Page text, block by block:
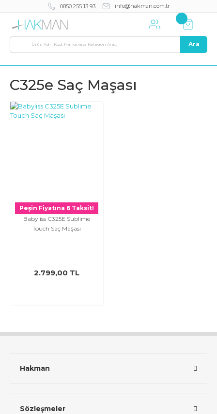
0850 255 13 93 info@hakman.com.tr
Ara
C325e Saç Maşası
Peşin Fiyatına 6 Taksit!
Babyliss C325E Sublime
Touch Saç Maşası
2.799,00 TL
Hakman
Sözleşmeler